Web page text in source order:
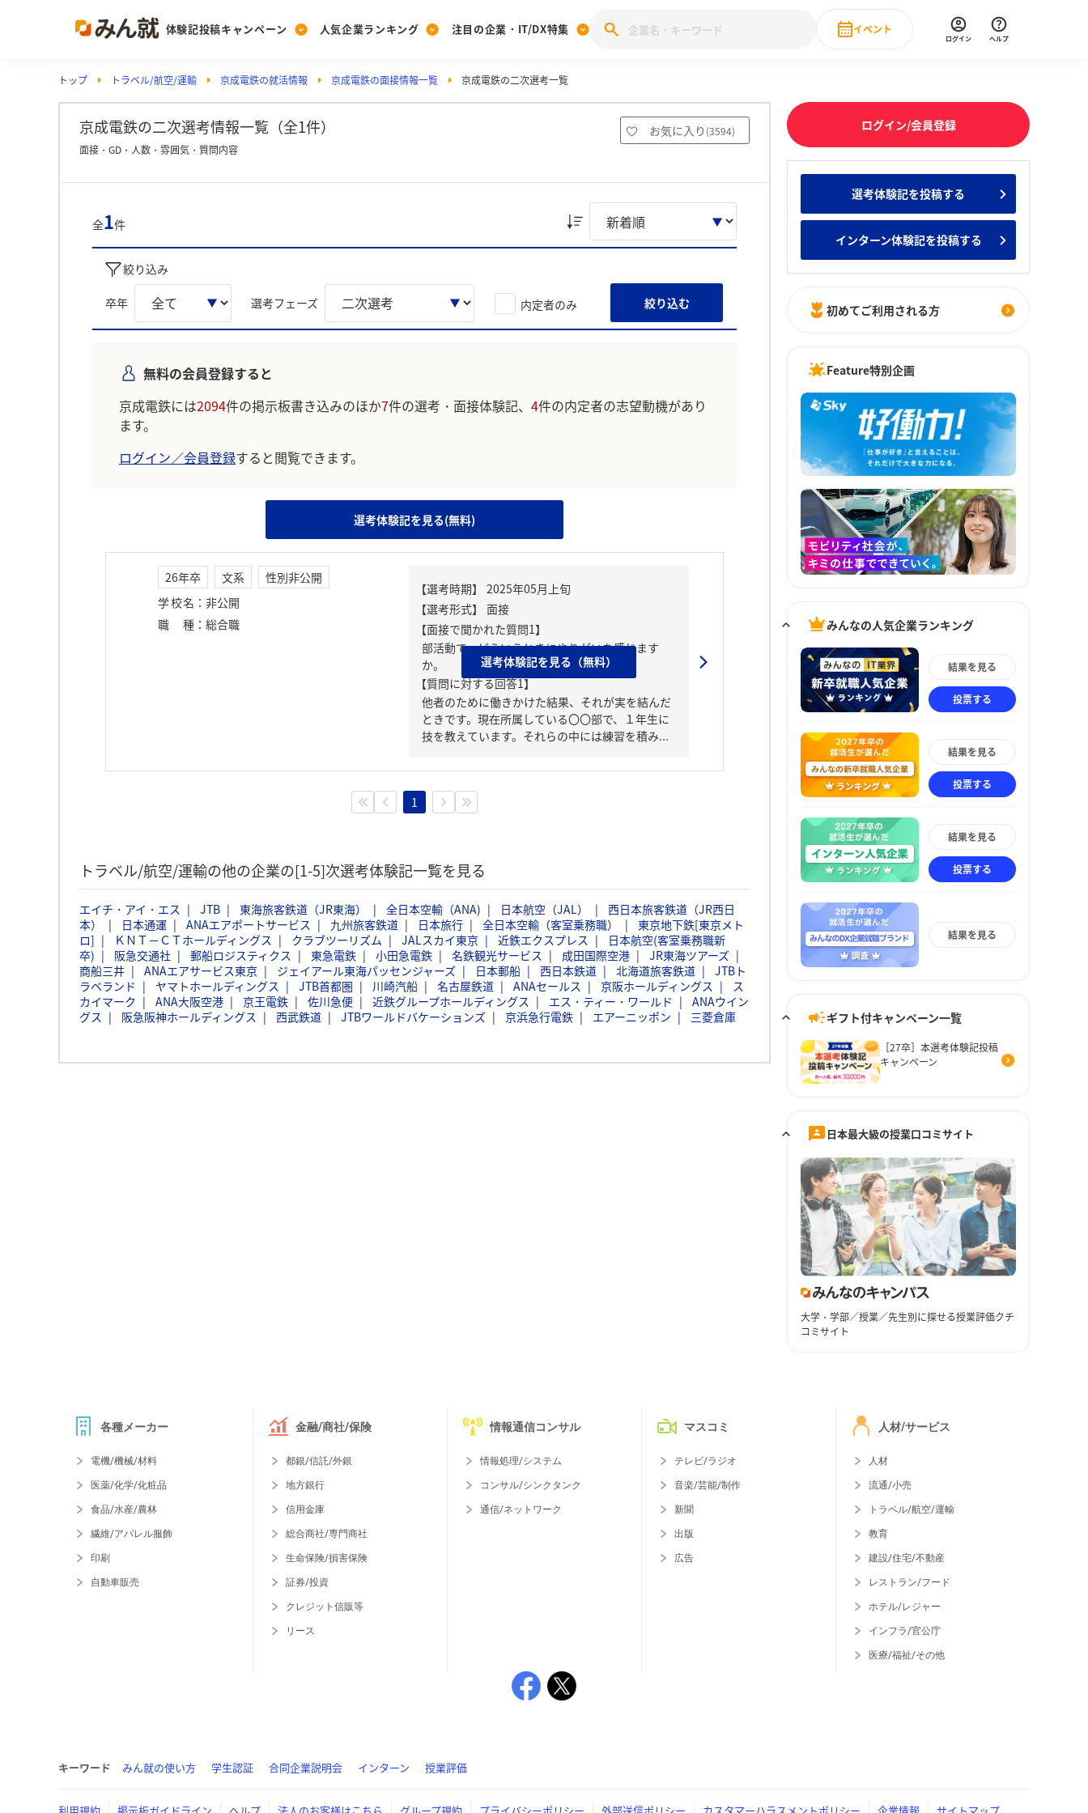
体験記投稿キャンペーン
Post
投稿する
[27卒] 本選考体験記投稿キャンペーン
人気企業ランキング
Ranking
ランキングを見る
Vote みんなの新卒就職人気企業ランキング みんなのインターン人気企業ランキ
注目の企業・IT/DX特集
PickUp
注目の企業特集
28卒 IT・DX現場社員インタビュー
イベント
直近のイベント一覧
ログイン ヘルプ
トップ トラベル/航空/運輸 京成電鉄の就活情報 京成電鉄の面接情報一覧 京成電鉄の二次選考一覧
京成電鉄の二次選考情報一覧（全1件） お気に入り (3594)
面接・GD・人数・雰囲気・質問内容
全1件
絞り込み
卒年 選考フェーズ 内定者のみ 絞り込む
無料の会員登録すると
京成電鉄には2094件の掲示板書き込みのほか7件の選考・面接体験記、 4件の内定者の志望動機があり
ます。
ログイン／会員登録すると閲覧できます。
選考体験記を見る(無料)
26年卒 文系
性別非公開
学校名 ： 非公開
職種 ： 総合職
【面接で聞かれた質問1】
部活動で、どういうときにやりがいを感じます
か。
【質問に対する回答1】
他者のために働きかけた結果、それが実を結んだ
ときです。現在所属している〇〇部で、１年生に
技を教えています。それらの中には練習を積み...
選考体験記を見る（無料）
1
トラベル/航空/運輸の他の企業の[1-5]次選考体験記一覧を見る
エイチ・アイ・エス JTB 東海旅客鉄道（JR東海） 全日本空輸（ANA) 日本航空（JAL）
西日本旅客鉄道（JR西日
本）
日本通運 ANAエアポートサービス 九州旅客鉄道 日本旅行 全日本空輸（客室乗務職）
東京地下鉄[東京メト
ロ]
ＫＮＴ－ＣＴホールディングス クラブツーリズム JALスカイ東京 近鉄エクスプレス
日本航空(客室乗務職新
卒)
阪急交通社 郵船ロジスティクス 東急電鉄 小田急電鉄 名鉄観光サービス 成田国際空港
JR東海ツアーズ
商船三井
ANAエアサービス東京 ジェイアール東海パッセンジャーズ 日本郵船 西日本鉄道 北海道旅客鉄道
JTBト
ラベランド
ヤマトホールディングス JTB首都圏 川崎汽船 名古屋鉄道 ANAセールス 京阪ホールディングス
ス
カイマーク
ANA大阪空港 京王電鉄 佐川急便 近鉄グループホールディングス エス・ティー・ワールド
ANAウイン
グス
阪急阪神ホールディングス 西武鉄道 JTBワールドバケーションズ 京浜急行電鉄 エアーニッポン 三菱倉庫
ログイン/会員登録
選考体験記を投稿する
インターン体験記を投稿する
初めてご利用される方
Feature特別企画
みんなの人気企業ランキング
結果を見る
投票する
結果を見る
投票する
結果を見る
投票する
結果を見る
ギフト付キャンペーン一覧
［27卒］本選考体験記投稿
キャンペーン
日本最大級の授業口コミサイト
大学・学部／授業／先生別に探せる授業評価クチ
コミサイト
各種メーカー
電機/機械/材料
医薬/化学/化粧品
食品/水産/農林
繊維/アパレル服飾
印刷
自動車販売
金融/商社/保険
都銀/信託/外銀
地方銀行
信用金庫
総合商社/専門商社
生命保険/損害保険
証券/投資
クレジット信販等
リース
情報通信コンサル
情報処理/システム
コンサル/シンクタンク
通信/ネットワーク
マスコミ
テレビ/ラジオ
音楽/芸能/制作
新聞
出版
広告
人材/サービス
人材
流通/小売
トラベル/航空/運輸
教育
建設/住宅/不動産
レストラン/フード
ホテル/レジャー
インフラ/官公庁
医療/福祉/その他
キーワード みん就の使い方 学生認証 合同企業説明会 インターン 授業評価